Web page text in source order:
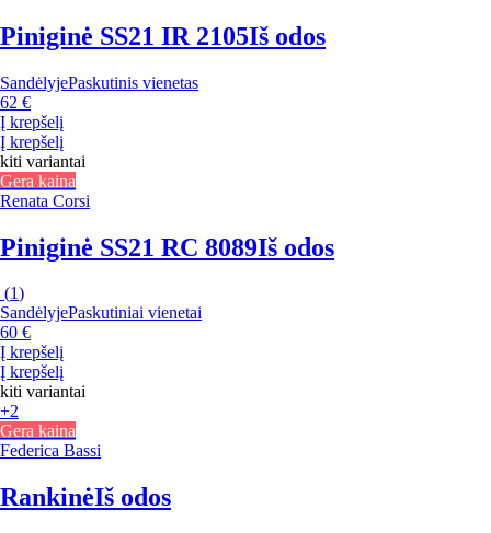
Piniginė SS21 IR 2105Iš odos
SandėlyjePaskutinis vienetas
62 €
Į krepšelį
Į krepšelį
kiti variantai
Gera kaina
Renata Corsi
Piniginė SS21 RC 8089Iš odos
(1)
SandėlyjePaskutiniai vienetai
60 €
Į krepšelį
Į krepšelį
kiti variantai
+2
Gera kaina
Federica Bassi
RankinėIš odos